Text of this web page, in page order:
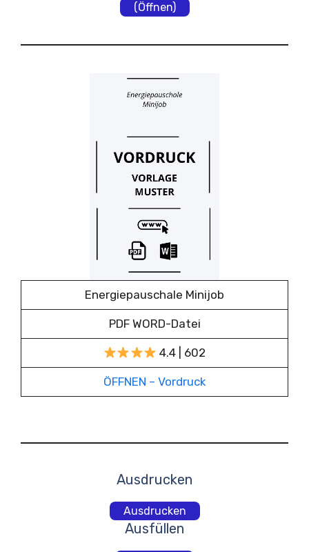
(Öffnen)
Energiepauschale Minijob
PDF WORD-Datei
4.4 | 602
ÖFFNEN – Vordruck
Ausdrucken
Ausdrucken
Ausfüllen